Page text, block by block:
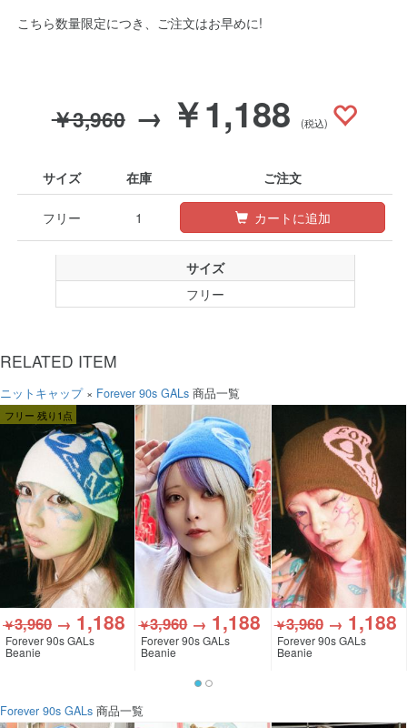
こちら数量限定につき、ご注文はお早めに!
￥3,960 → ￥1,188 (税込)
サイズ 在庫 ご注文
フリー 1 カートに追加
サイズ
フリー
RELATED ITEM
ニットキャップ× Forever 90s GALs 商品一覧
フリー 残り1点
￥3,960 → 1,188
Forever 90s GALs
Beanie
￥3,960→ 1,188
Forever 90s GALs
Beanie
￥3,960→ 1,188
Forever 90s GALs
Beanie
Forever 90s GALs 商品一覧